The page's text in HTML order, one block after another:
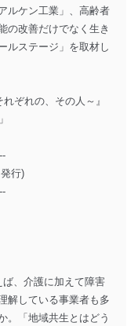
ルケン工業」、高齢者
の改善だけでなく生き
ルステージ」を取材し
ぞれの、その人～』
行)
、介護に加えて障害
解している事業者も多
。「地域共生とはどう